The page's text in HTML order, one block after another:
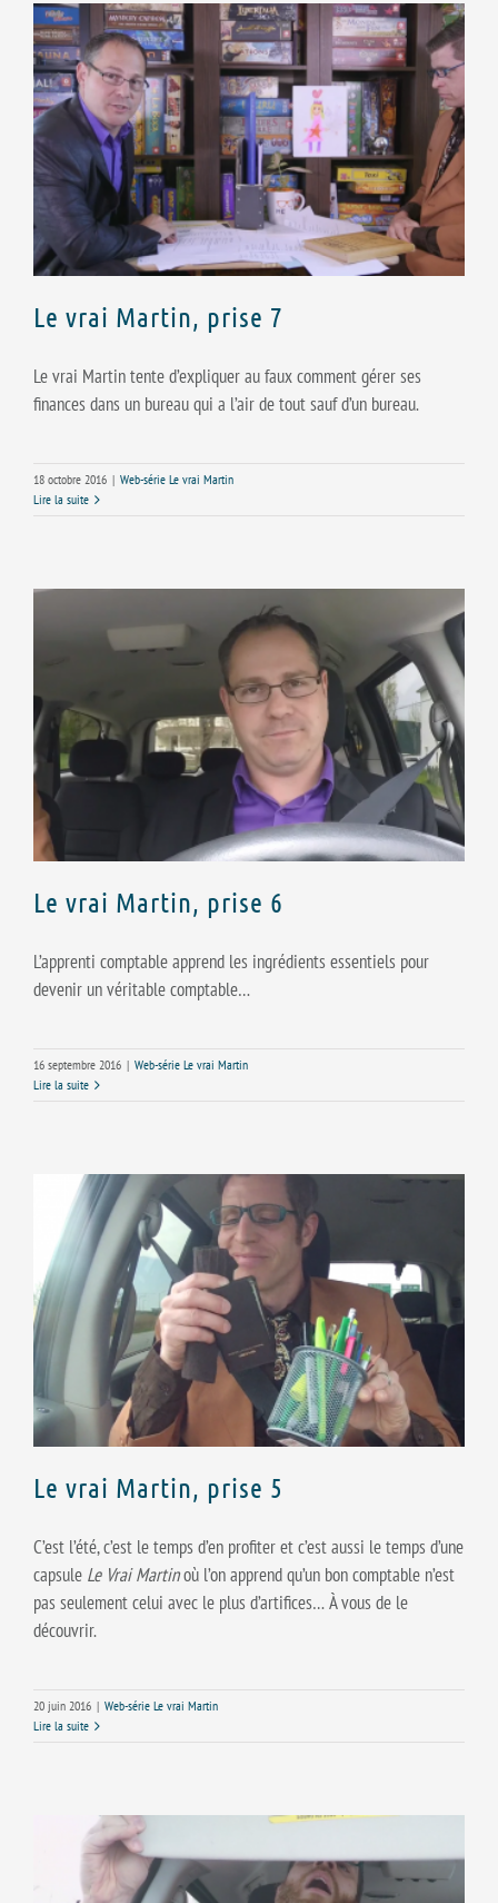
Le vrai Martin, prise 7
Le vrai Martin tente d’expliquer au faux comment gérer ses
finances dans un bureau qui a l’air de tout sauf d’un bureau.
18 octobre 2016 | Web-série Le vrai Martin
Lire la suite
Le vrai Martin, prise 6
L’apprenti comptable apprend les ingrédients essentiels pour
devenir un véritable comptable…
16 septembre 2016 | Web-série Le vrai Martin
Lire la suite
Le vrai Martin, prise 5
C’est l’été, c’est le temps d’en profiter et c’est aussi le temps d’une
capsule Le Vrai Martinoù l’on apprend qu’un bon comptable n’est
pas seulement celui avec le plus d’artifices… À vous de le
découvrir.
20 juin 2016 | Web-série Le vrai Martin
Lire la suite